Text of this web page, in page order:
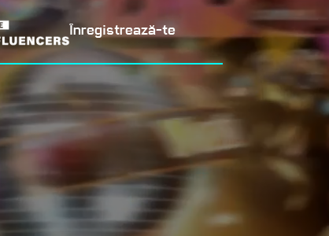
Înregistrează-te